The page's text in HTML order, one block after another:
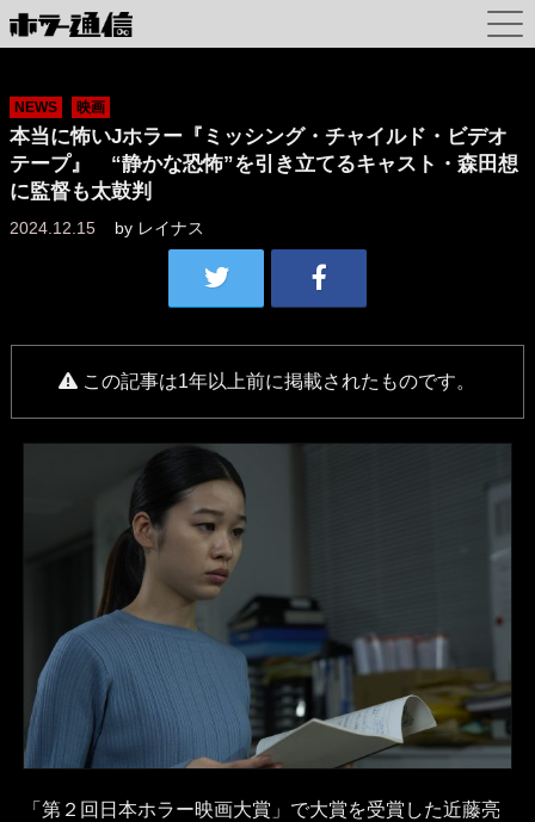
NEWS 映画
本当に怖いJホラー『ミッシング・チャイルド・ビデオ
テープ』 “静かな恐怖”を引き立てるキャスト・森田想
に監督も太鼓判
2024.12.15 by レイナス
この記事は1年以上前に掲載されたものです。
「第２回日本ホラー映画大賞」で大賞を受賞した近藤亮